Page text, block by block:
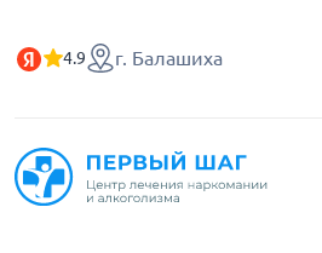
4.9 г. Балашиха